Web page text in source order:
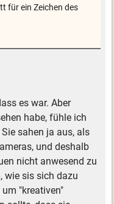
für ein Zeichen des
es war. Aber
habe, fühle ich
sahen ja aus, als
und deshalb
nicht anwesend zu
wie sis sich dazu
"kreativen"